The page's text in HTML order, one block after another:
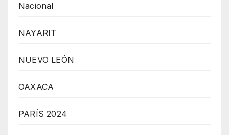
Nacional
NAYARIT
NUEVO LEÓN
OAXACA
PARÍS 2024